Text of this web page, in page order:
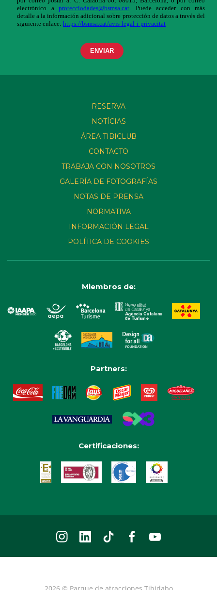
RESERVA
NOTÍCIAS
ÁREA TIBICLUB
CONTACTO
TRABAJA CON NOSOTROS
GALERÍA DE FOTOGRAFÍAS
NOTAS DE PRENSA
NORMATIVA
INFORMACIÓN LEGAL
POLÍTICA DE COOKIES
Miembros de:
Partners:
Certificaciones: